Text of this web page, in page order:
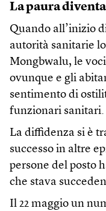
La paura
Quando all’inizio
autorità sanitarie
Mongbwalu, le
ovunque e gli
sentimento di
funzionari sanitari.
La diffidenza si è
successo in altre
persone del posto
che stava
Il 22 maggio un